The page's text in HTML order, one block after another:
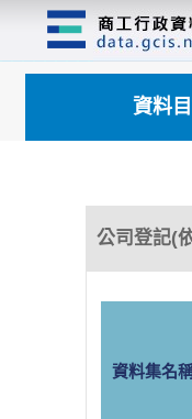
資料
公司登記(
資料集名